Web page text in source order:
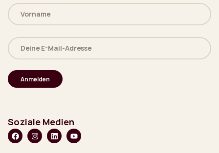
Name
(erforderlich)
Deine
E-
Mail-
(erforderlich)
Soziale Medien